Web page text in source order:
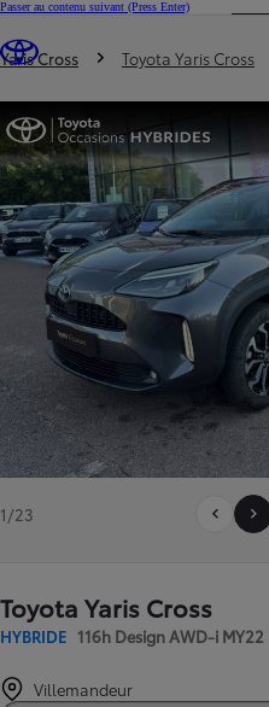
Passer au contenu suivant (Press Enter)
Trouvez un partenaire Toyota
Vous êtes ici
Yaris Cross Toyota Yaris Cross
1/23
Toyota Yaris Cross
HYBRIDE 116h Design AWD-i MY22
Villemandeur